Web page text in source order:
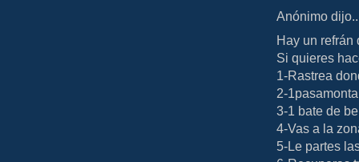
Anónimo
Hay un refrán
Si quieres
1-Rastrea
2-
3-1 bate de
4-Vas a la
5-Le partes